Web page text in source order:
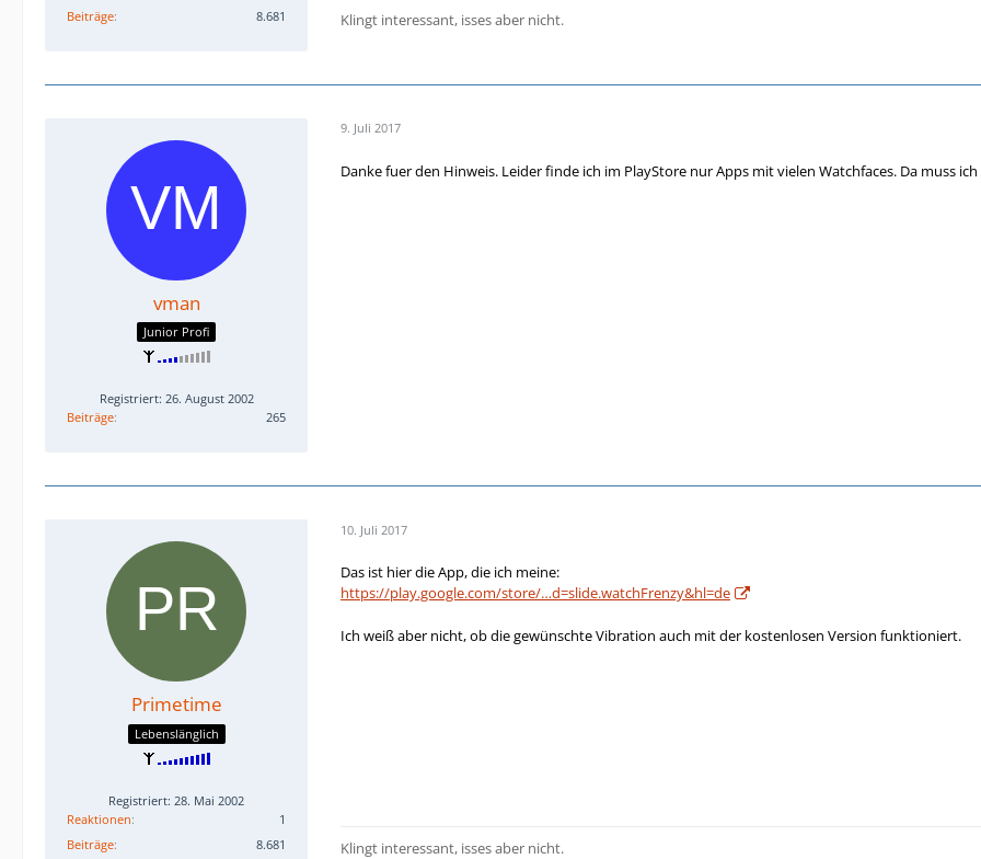
Beiträge
8.681 Klingt interessant, isses aber nicht.
vman
Junior Profi
Registriert: 26. August 2002
Beiträge
265
9. Juli 2017
Danke fuer den Hinweis. Leider finde ich im PlayStore nur Apps mit vielen Watchfaces. Da muss
Primetime
Lebenslänglich
Registriert: 28. Mai 2002
Reaktionen
1
Beiträge
8.681
10. Juli 2017
Das ist hier die App, die ich meine:
https://play.google.com/store/…d=slide.watchFrenzy&hl=de
Ich weiß aber nicht, ob die gewünschte Vibration auch mit der kostenlosen Version funktioniert.
Klingt interessant, isses aber nicht.